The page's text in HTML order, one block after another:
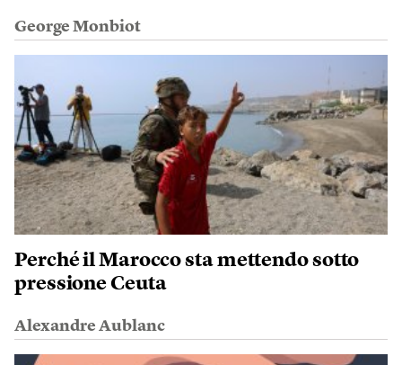
George Monbiot
Perché il Marocco sta mettendo sotto
pressione Ceuta
Alexandre Aublanc